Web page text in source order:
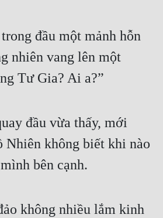
đầu một mảnh hỗn
nhiên vang lên một
Tư Gia? Ai a?”
đầu vừa thấy, mới
Nhiên không biết khi nào
bên cạnh.
không nhiều lắm kinh